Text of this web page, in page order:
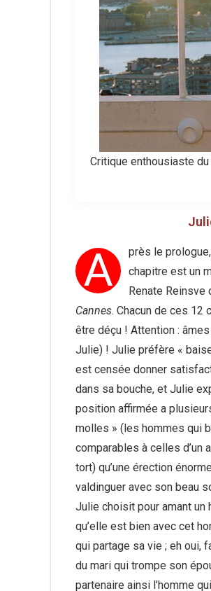
Critique enthousiaste
A près le
chapitre est un
Renate Reinsve
Cannes. Chacun de ces 12
être déçu ! Attention :
Julie) ! Julie préfère «
est censée donner
dans sa bouche, et Julie
position affirmée a
molles » (les hommes qui
comparables à celles
tort) qu’une érection
valdinguer avec son beau
Julie choisit pour amant un
qu’elle est bien avec cet
qui partage sa vie ; eh oui,
du mari qui trompe son
partenaire ainsi l’homme